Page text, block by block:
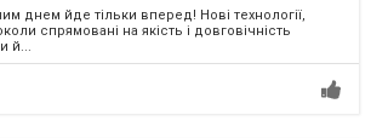
днем йде тільки вперед! Нові технології,
спрямовані на якість і довговічність
й...